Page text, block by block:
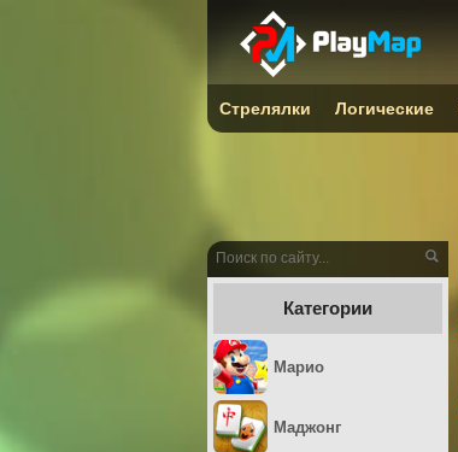
Категории
Марио
Маджонг
Стрелялки Логические